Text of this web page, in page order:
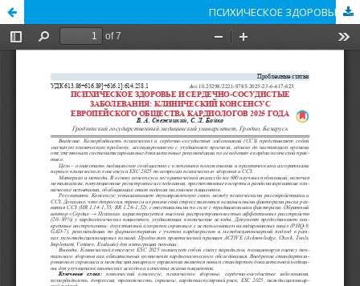
ПСИХИЧЕСКОЕ ЗДОРОВЬЕ И СЕРДЕЧНО-СОСУДИСТЫЕ ЗАБОЛЕВАНИЯ: КЛИНИЧЕСКИЙ КОНСЕНСУС ЕВРОПЕЙСКОГО ОБЩЕСТВА КАРДИОЛОГОВ 2025 ГОДА